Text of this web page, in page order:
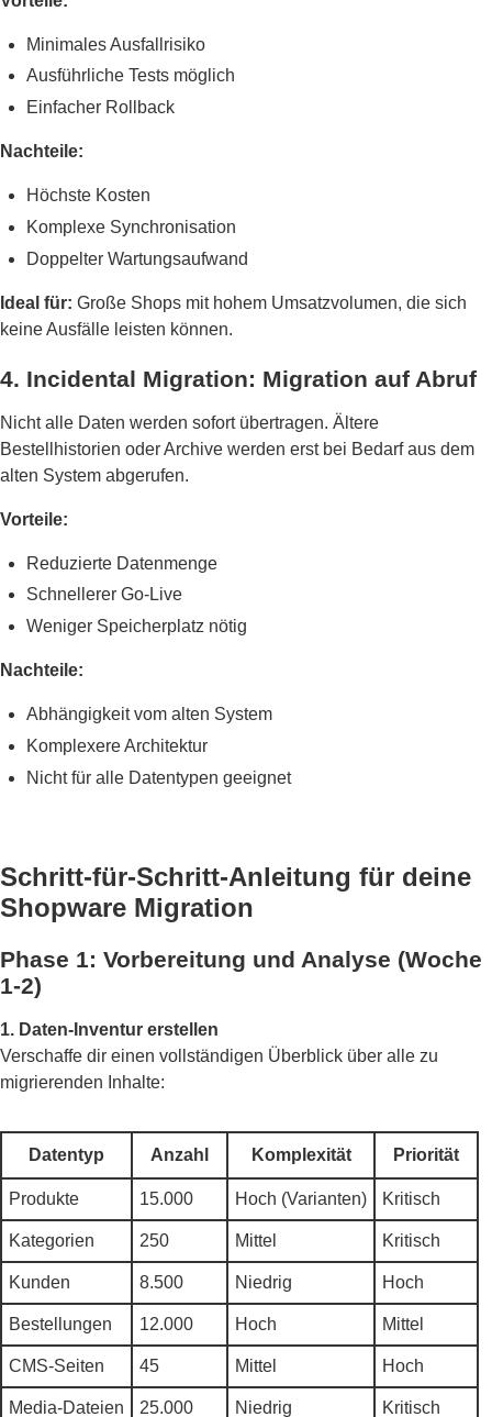
Minimales Ausfallrisiko
Ausführliche Tests möglich
Einfacher Rollback
Nachteile:
Höchste Kosten
Komplexe Synchronisation
Doppelter Wartungsaufwand
Ideal für: Große Shops mit hohem Umsatzvolumen, die sich
keine Ausfälle leisten können.
4. Incidental Migration: Migration auf Abruf
Nicht alle Daten werden sofort übertragen. Ältere
Bestellhistorien oder Archive werden erst bei Bedarf aus dem
alten System abgerufen.
Vorteile:
Reduzierte Datenmenge
Schnellerer Go-Live
Weniger Speicherplatz nötig
Nachteile:
Abhängigkeit vom alten System
Komplexere Architektur
Nicht für alle Datentypen geeignet
Schritt-für-Schritt-Anleitung für deine
Shopware Migration
Phase 1: Vorbereitung und Analyse (Woche
1-2)
1. Daten-Inventur erstellen
Verschaffe dir einen vollständigen Überblick über alle zu
migrierenden Inhalte:
Datentyp Anzahl Komplexität Priorität
Produkte 15.000 Hoch (Varianten) Kritisch
Kategorien 250 Mittel Kritisch
Kunden 8.500 Niedrig Hoch
Bestellungen 12.000 Hoch Mittel
CMS-Seiten 45 Mittel Hoch
Media-Dateien 25.000 Niedrig Kritisch